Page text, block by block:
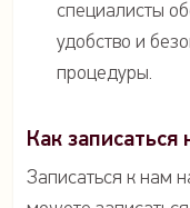
специалисты
удобство и
процедуры.
Как
Записаться к нам